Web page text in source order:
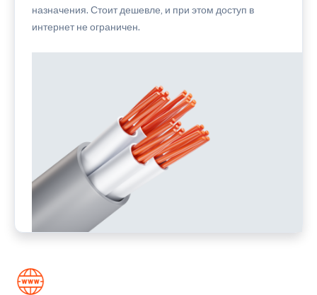
назначения. Стоит дешевле, и при этом доступ в
интернет не ограничен.